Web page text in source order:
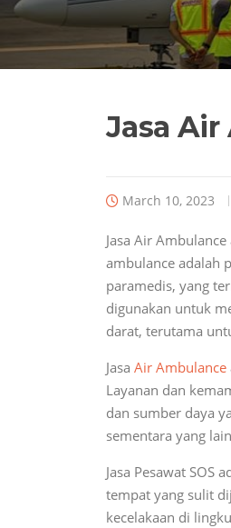
Jasa
March 10, 2023
Jasa Air
ambulance adalah
paramedis, yang
digunakan untuk
darat, terutama
Jasa Air Ambulance
Layanan dan
dan sumber daya
sementara yang
Jasa Pesawat
tempat yang sulit
kecelakaan di